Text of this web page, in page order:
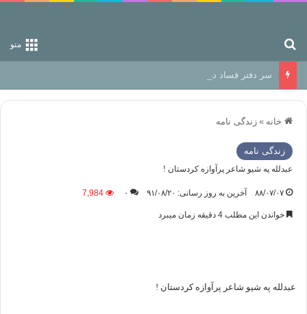
منو
سر دفتر فساد در زمین‌، دوری وکناره‌گیری از راه خداست‌!
خانه » زندگی نامه
زندگی نامه
عبدلله په شيو شاعر پرآوازه کردستان !
۸۸/۰۷/۰۷ آخرین به روز رسانی: ۹۱/۰۸/۲۰ ۰ 7,984
خواندن این مطلب 4 دقیقه زمان میبرد
عبدلله په شيو شاعر پرآوازه کردستان !